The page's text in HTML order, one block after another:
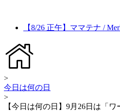
【8/26 正午】ママテナ /
>
今日は何の日
>
【今日は何の日】9月26日は「ワ